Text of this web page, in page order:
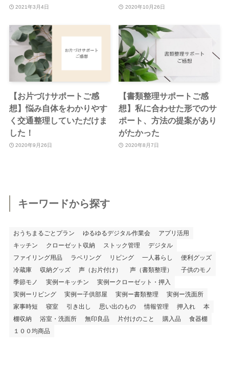
2021年3月4日 2020年10月26日
【お片づけサポートご感
想】悩み自体をわかりやす
く交通整理していただけま
した！
2020年9月26日
【書類整理サポートご感
想】私に合わせた形でのサ
ポート、方法の提案があり
がたかった
2020年8月7日
キーワードから探す
おうちまるごとプラン ゆるゆるデジタル作業会
アプリ活用
キッチン
クローゼット収納 ストック管理
デジタル
ファイリング用品
ラベリング リビング 一人暮らし
便利グッズ
冷蔵庫
収納グッズ 声（お片付け） 声（書類整理）
子供のモノ
季節モノ
実例ーキッチン
実例ークローゼット・押入
実例ーリビング
実例ー子供部屋 実例ー書類整理
実例ー洗面所
家事時短
寝室 引き出し 思い出のもの 情報管理 押入れ
本
棚収納
浴室・洗面所 無印良品 片付けのこと 購入品
食器棚
１００均商品